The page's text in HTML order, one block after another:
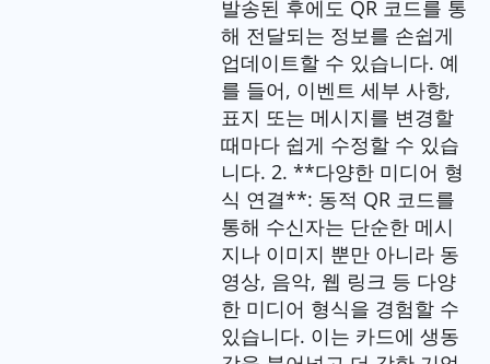
발송된 후에도 QR 코드를 통
해 전달되는 정보를 손쉽게
업데이트할 수 있습니다. 예
를 들어, 이벤트 세부 사항,
표지 또는 메시지를 변경할
때마다 쉽게 수정할 수 있습
니다. 2. **다양한 미디어 형
식 연결**: 동적 QR 코드를
통해 수신자는 단순한 메시
지나 이미지 뿐만 아니라 동
영상, 음악, 웹 링크 등 다양
한 미디어 형식을 경험할 수
있습니다. 이는 카드에 생동